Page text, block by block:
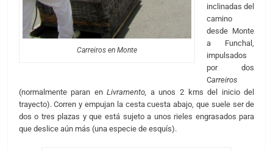
Carreiros en Monte
inclinadas del
camino
desde Monte
a Funchal,
impulsados
por dos
Carreiros
(normalmente paran enLivramento, a unos 2 kms del inicio del
trayecto). Corren y empujan la cesta cuesta abajo, que suele ser de
dos o tres plazas y que está sujeto a unos rieles engrasados para
que deslice aún más (una especie de esquís).